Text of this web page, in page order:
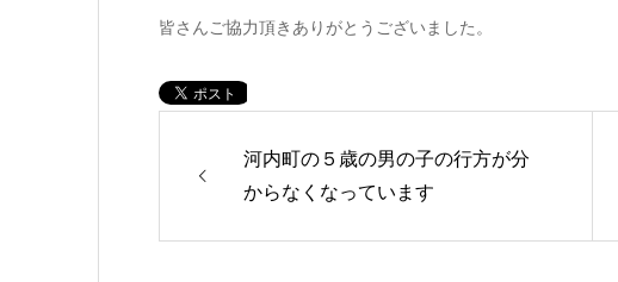
皆さんご協力頂きありがとうございました。
河内町の５歳の男の子の行方が分
からなくなっています